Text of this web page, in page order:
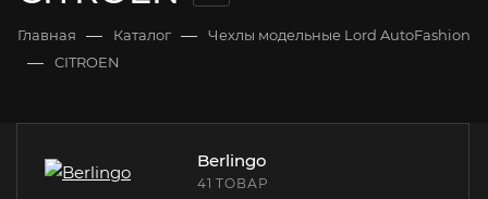
Главная — Каталог — Чехлы модельные Lord AutoFashion
— CITROEN
Berlingo
41 ТОВАР